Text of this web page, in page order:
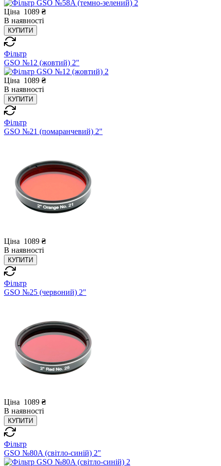
Ціна 1089 ₴
В наявності
КУПИТИ
Фільтр
GSO №12 (жовтий) 2"
Ціна 1089 ₴
В наявності
КУПИТИ
Фільтр
GSO №21 (помаранчевий) 2"
Ціна 1089 ₴
В наявності
КУПИТИ
Фільтр
GSO №25 (червоний) 2"
Ціна 1089 ₴
В наявності
КУПИТИ
Фільтр
GSO №80A (світло-синій) 2"